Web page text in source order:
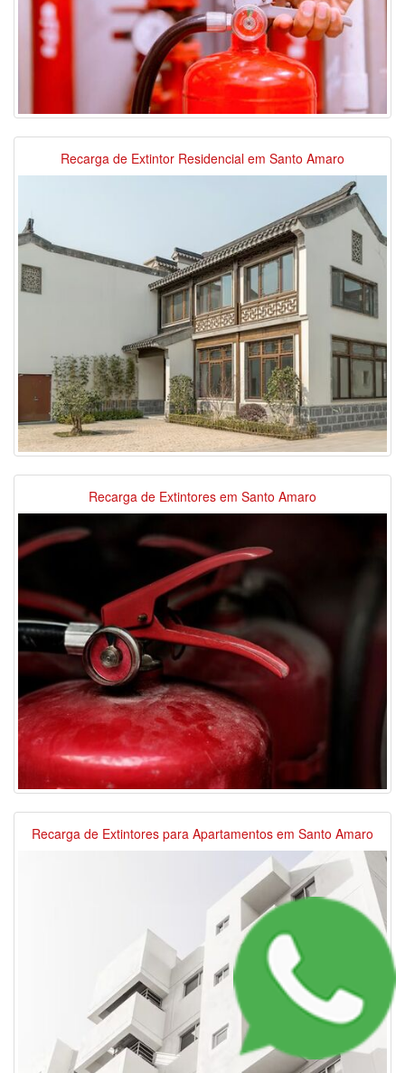
Recarga de Extintor Residencial em Santo Amaro
Recarga de Extintores em Santo Amaro
Recarga de Extintores para Apartamentos em Santo Amaro